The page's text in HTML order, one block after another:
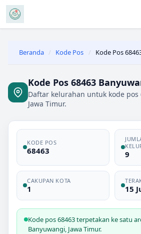
Beranda / Kode Pos / Kode Pos
Kode Pos 68463
Daftar kelurahan untuk kode pos
Jawa Timur.
KODE POS
68463 9
CAKUPAN KOTA
1 15
Kode pos 68463 terpetakan ke satu
Banyuwangi, Jawa Timur.